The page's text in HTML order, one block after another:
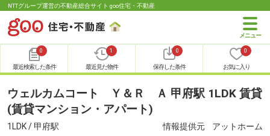
NTTグループ運営の不動産総合サイト goo住宅・不動産
0
最近検索した条件
1
最近見た物件
0
保存した条件
0
お気に入り
ウェルカムコート Ｙ＆Ｒ Ａ 甲府駅 1LDK 賃貸
(賃貸マンション・アパート)
1LDK / 甲府駅 情報提供元 アットホーム